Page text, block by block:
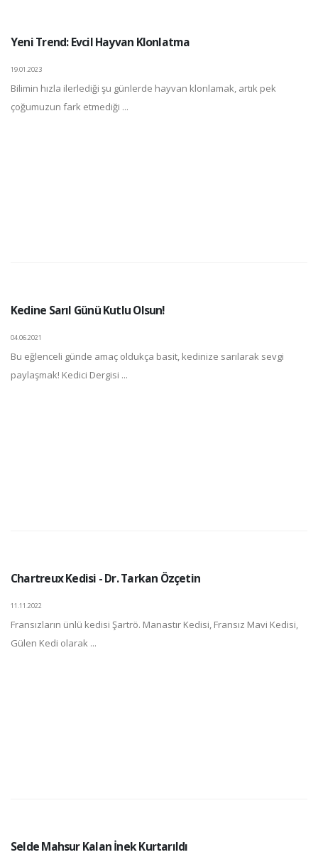
Yeni Trend: Evcil Hayvan Klonlatma
19.01.2023
Bilimin hızla ilerlediği şu günlerde hayvan klonlamak, artık pek
çoğumuzun fark etmediği ...
Kedine Sarıl Günü Kutlu Olsun!
04.06.2021
Bu eğlenceli günde amaç oldukça basit, kedinize sarılarak sevgi
paylaşmak! Kedici Dergisi ...
Chartreux Kedisi - Dr. Tarkan Özçetin
11.11.2022
Fransızların ünlü kedisi Şartrö. Manastır Kedisi, Fransız Mavi Kedisi,
Gülen Kedi olarak ...
Selde Mahsur Kalan İnek Kurtarıldı